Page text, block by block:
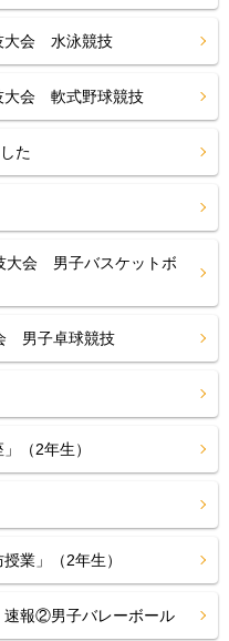
大会 水泳競技
大会 軟式野球競技
た
大会 男子バスケットボ
男子卓球競技
（2年生）
業」（2年生）
報②男子バレーボール